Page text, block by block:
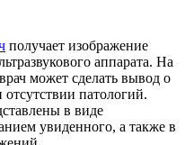
получает изображение
аппарата. На
может сделать вывод о
патологий.
в виде
увиденного, а также в